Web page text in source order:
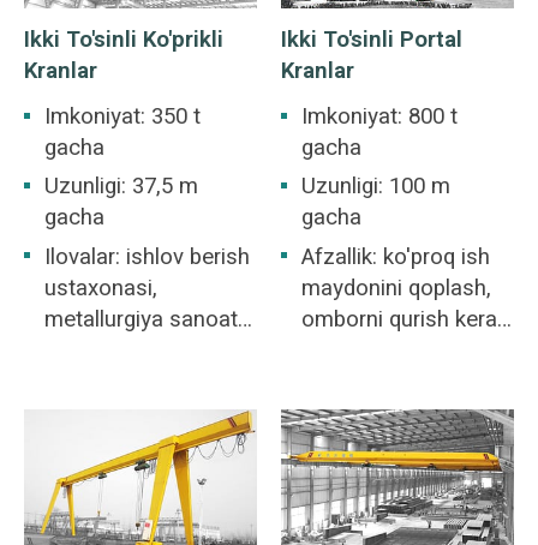
Ikki To'sinli Ko'prikli
Kranlar
Imkoniyat: 350 t
gacha
Uzunligi: 37,5 m
gacha
Ilovalar: ishlov berish
ustaxonasi,
metallurgiya sanoati
omborxona, elektr
stantsiyasi, engil va
to'qimachilik sanoati
ustaxonasi, oziq-
ovqat sanoati
Ikki To'sinli Portal
Kranlar
Imkoniyat: 800 t
gacha
Uzunligi: 100 m
gacha
Afzallik: ko'proq ish
maydonini qoplash,
omborni qurish kerak